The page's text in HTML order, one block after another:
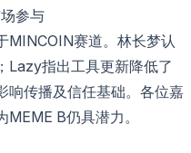
参与
MINCOIN赛道。林长梦认
Lazy指出工具更新降低了
响传播及信任基础。各位嘉
B仍具潜力。